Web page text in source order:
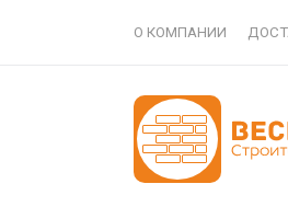
О КОМПАНИИ